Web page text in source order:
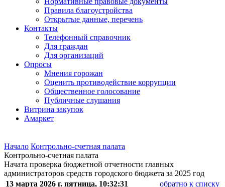
Правила благоустройства
Открытые данные, перечень
Контакты
Телефонный справочник
Для граждан
Для организаций
Опросы
Мнения горожан
Оценить противодействие коррупции
Общественное голосование
Публичные слушания
Витрина закупок
Амаркет
Начало Контрольно-счетная палата
Контрольно-счетная палата
Начата проверка бюджетной отчетности главных
администраторов средств городского бюджета за 2025 год
13 марта 2026 г. пятница, 10:32:31
обратно к списку